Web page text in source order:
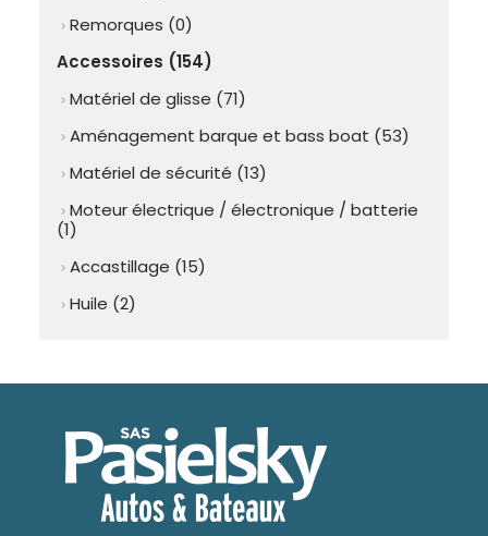
chevron_right Remorques (0)
Accessoires (154)
chevron_right Matériel de glisse (71)
chevron_right Aménagement barque et bass boat (53)
chevron_right Matériel de sécurité (13)
chevron_right Moteur électrique / électronique / batterie
(1)
chevron_right Accastillage (15)
chevron_right Huile (2)